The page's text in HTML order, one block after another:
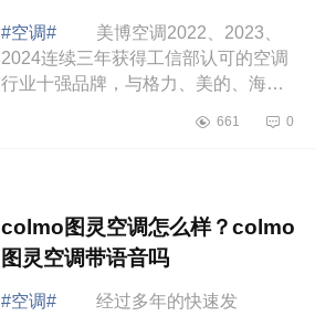
#空调#
美博空调2022、2023、
2024连续三年获得工信部认可的空调
行业十强品牌，与格力、美的、海
在同一舞台中央。下面小编为大家介
661 0
colmo图灵空调怎么样？colmo
图灵空调带语音吗
#空调#
经过多年的快速发